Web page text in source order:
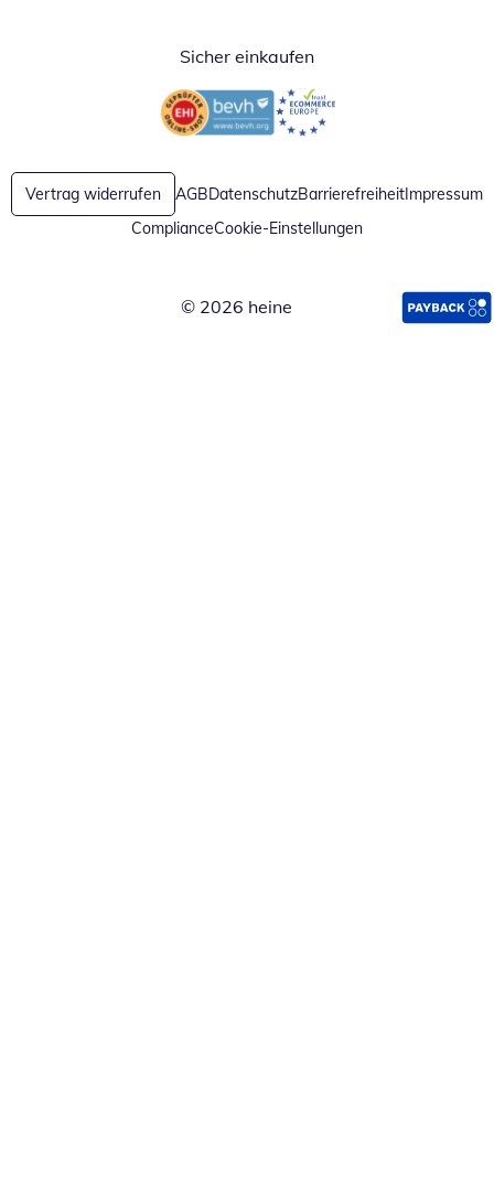
Sicher einkaufen
Öffnet in neuem FensterÖffnet in neuem Fenster
Vertrag widerrufen AGBDatenschutzBarrierefreiheitImpressum
ComplianceCookie-Einstellungen
© 2026 heine